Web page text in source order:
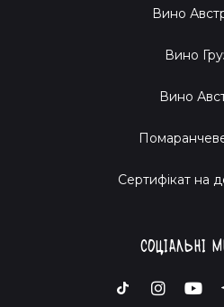
Вино
Вино
Вино
Cертифікат на
Соціальні